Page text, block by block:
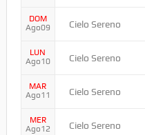
DOM
Ago09
Cielo Sereno
LUN
Ago10
Cielo Sereno
MAR
Ago11
Cielo Sereno
MER
Ago12
Cielo Sereno